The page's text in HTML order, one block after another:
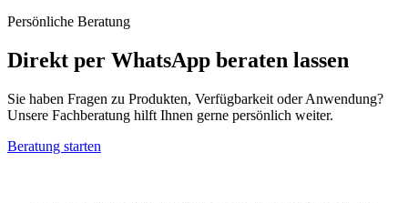
Persönliche Beratung
Direkt per WhatsApp beraten lassen
Sie haben Fragen zu Produkten, Verfügbarkeit oder Anwendung?
Unsere Fachberatung hilft Ihnen gerne persönlich weiter.
Beratung starten